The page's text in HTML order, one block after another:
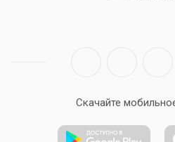
Скачайте